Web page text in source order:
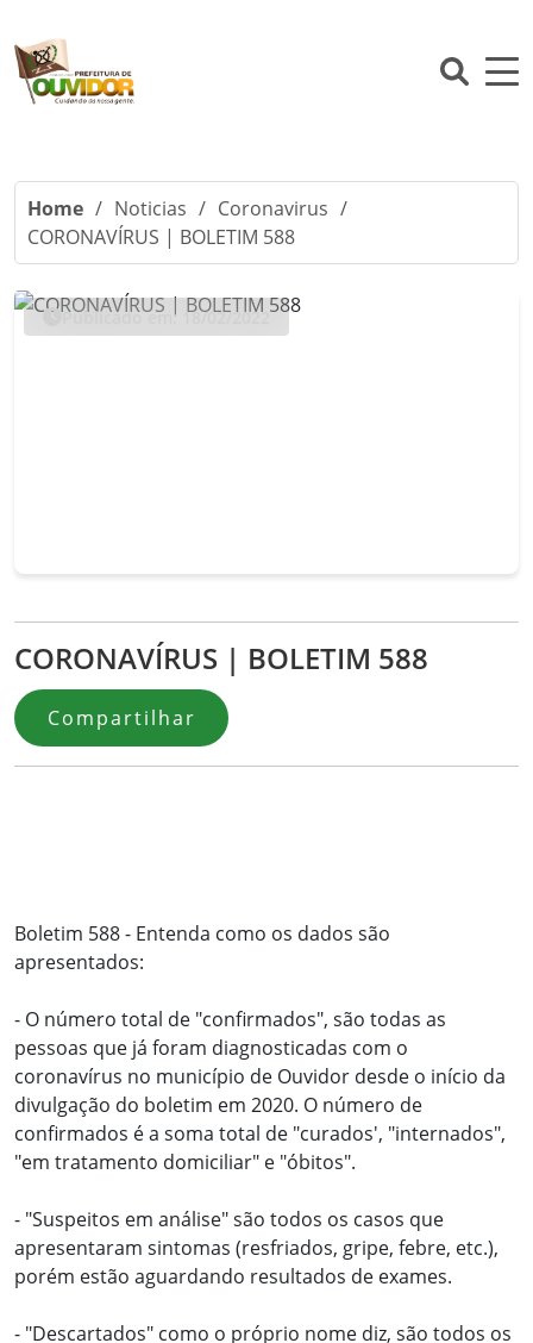
Home / Noticias / Coronavirus /
CORONAVÍRUS | BOLETIM 588
Publicado em: 18/02/2022
CORONAVÍRUS | BOLETIM 588
Compartilhar
Boletim 588 - Entenda como os dados são
apresentados:
- O número total de "confirmados", são todas as
pessoas que já foram diagnosticadas com o
coronavírus no município de Ouvidor desde o início da
divulgação do boletim em 2020. O número de
confirmados é a soma total de "curados', "internados",
"em tratamento domiciliar" e "óbitos".
- "Suspeitos em análise" são todos os casos que
apresentaram sintomas (resfriados, gripe, febre, etc.),
porém estão aguardando resultados de exames.
- "Descartados" como o próprio nome diz, são todos os